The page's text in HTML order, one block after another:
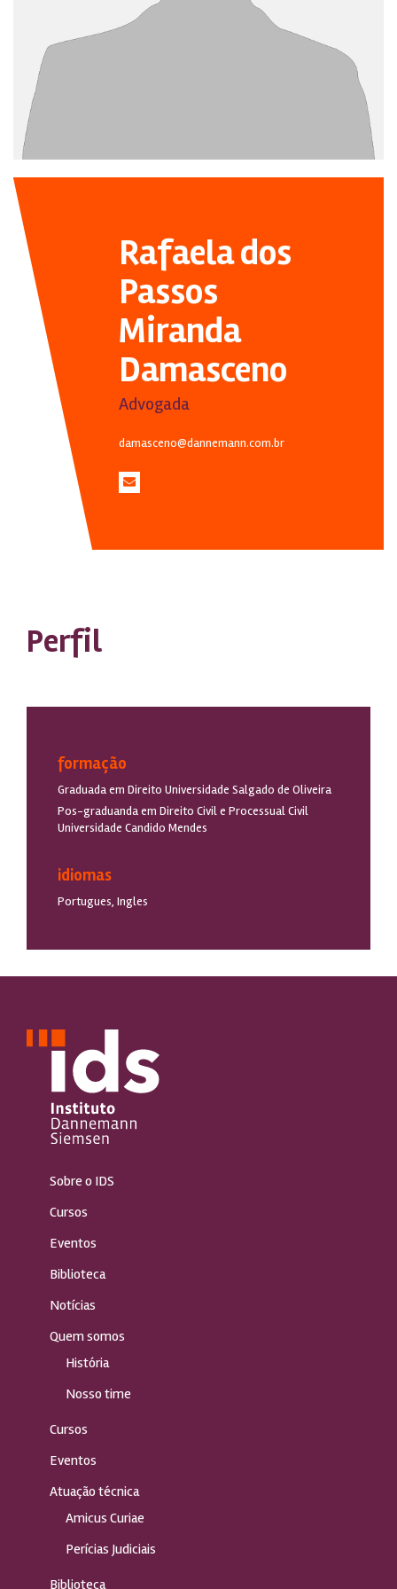
Rafaela dos
Passos
Miranda
Damasceno
Advogada
damasceno@dannemann.com.br
Perfil
formação
Graduada em Direito Universidade Salgado de Oliveira
Pos-graduanda em Direito Civil e Processual Civil
Universidade Candido Mendes
idiomas
Portugues, Ingles
Sobre o IDS
Cursos
Eventos
Biblioteca
Notícias
Quem somos
História
Nosso time
Cursos
Eventos
Atuação técnica
Amicus Curiae
Perícias Judiciais
Biblioteca